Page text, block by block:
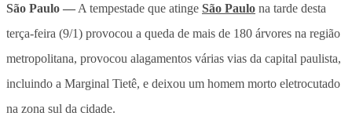
São Paulo — A tempestade que atinge São Paulo na tarde desta
terça-feira (9/1) provocou a queda de mais de 180 árvores na região
metropolitana, provocou alagamentos várias vias da capital paulista,
incluindo a Marginal Tietê, e deixou um homem morto eletrocutado
na zona sul da cidade.